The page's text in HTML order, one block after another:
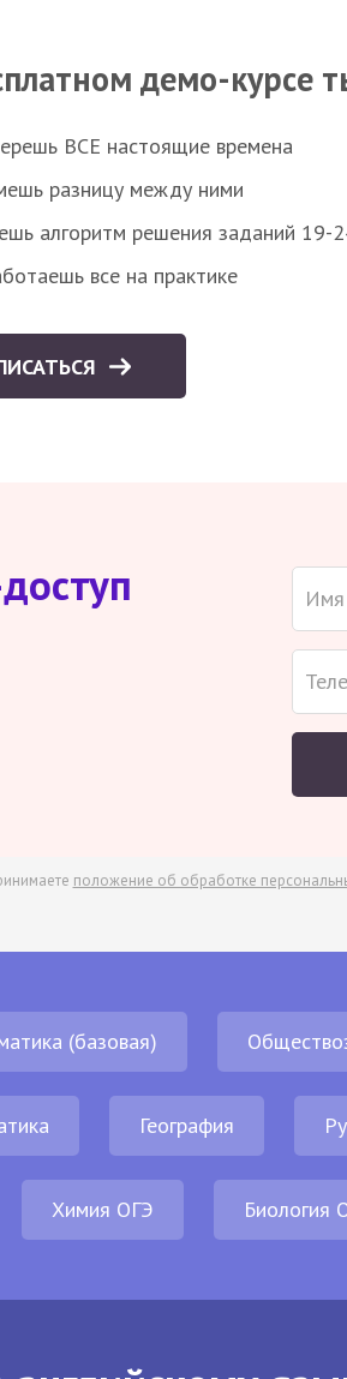
демо-курсе
ВСЕ настоящие времена
разницу между ними
алгоритм решения заданий 19-
все на практике
положение об обработке
(базовая)
География
Химия ОГЭ Биология